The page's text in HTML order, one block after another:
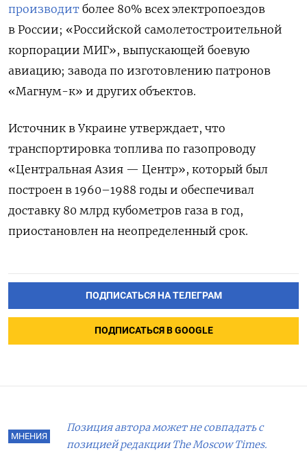
производит более 80% всех электропоездов
в России; «Российской самолетостроительной
корпорации МИГ», выпускающей боевую
авиацию; завода по изготовлению патронов
«Магнум-к» и других объектов.
Источник в Украине утверждает, что
транспортировка топлива по газопроводу
«Центральная Азия — Центр», который был
построен в 1960–1988 годы и обеспечивал
доставку 80 млрд кубометров газа в год,
приостановлен на неопределенный срок.
ПОДПИСАТЬСЯ НА ТЕЛЕГРАМ
ПОДПИСАТЬСЯ В GOOGLE
МНЕНИЯ
Позиция автора может не совпадать с
позицией редакции The Moscow Times.